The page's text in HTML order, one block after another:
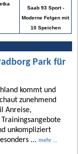
Saab 93 Sport -
Moderne Felgen mit
10 Speichen
Park für
kommt und
zunehmend
Anreise,
unkompliziert
... mehr ...